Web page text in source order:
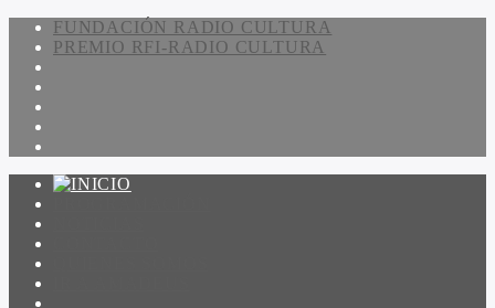
FUNDACIÓN RADIO CULTURA
PREMIO RFI-RADIO CULTURA